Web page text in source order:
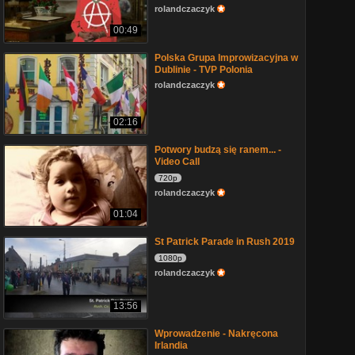
00:49
rolandczaczyk
02:16
Polska Grupa Improwizacyjna w
Dublinie - TVP Polonia
rolandczaczyk
01:04
Potwory budzą się ranem... -
Video Call
720p
rolandczaczyk
13:56
St Patrick Parade in Rush 2019
1080p
rolandczaczyk
Wprowadzenie - Nakręcona
Irlandia